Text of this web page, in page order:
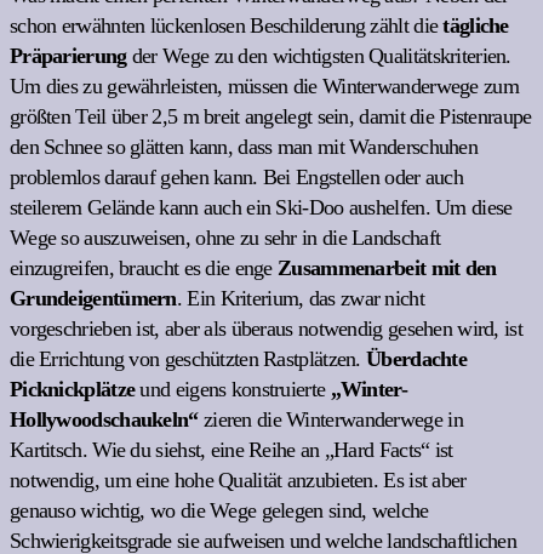
schon erwähnten lückenlosen Beschilderung zählt dietägliche
Präparierungder Wege zu den wichtigsten Qualitätskriterien.
Um dies zu gewährleisten, müssen die Winterwanderwege zum
größten Teil über 2,5 m breit angelegt sein, damit die Pistenraupe
den Schnee so glätten kann, dass man mit Wanderschuhen
problemlos darauf gehen kann. Bei Engstellen oder auch
steilerem Gelände kann auch ein Ski-Doo aushelfen. Um diese
Wege so auszuweisen, ohne zu sehr in die Landschaft
einzugreifen, braucht es die enge Zusammenarbeit mit den
Grundeigentümern. Ein Kriterium, das zwar nicht
vorgeschrieben ist, aber als überaus notwendig gesehen wird, ist
die Errichtung von geschützten Rastplätzen.Überdachte
Picknickplätzeund eigens konstruierte „Winter-
Hollywoodschaukeln“ zieren die Winterwanderwege in
Kartitsch. Wie du siehst, eine Reihe an „Hard Facts“ ist
notwendig, um eine hohe Qualität anzubieten. Es ist aber
genauso wichtig, wo die Wege gelegen sind, welche
Schwierigkeitsgrade sie aufweisen und welche landschaftlichen